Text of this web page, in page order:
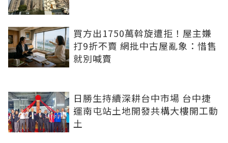
買方出1750萬斡旋遭拒！屋主嫌
打9折不賣 網批中古屋亂象：惜售
就別喊賣
日勝生持續深耕台中市場 台中捷
運南屯站土地開發共構大樓開工動
土